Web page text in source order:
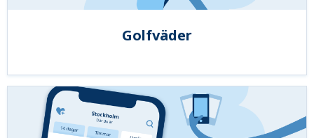
Golfväder